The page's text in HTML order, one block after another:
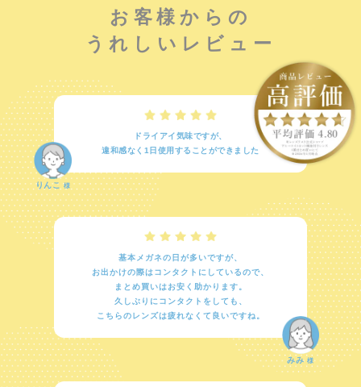
お客様からの
うれしいレビュー
ドライアイ気味ですが、
違和感なく1日使用することができました
りんこ 様
基本メガネの日が多いですが、
お出かけの際はコンタクトにしているので、
まとめ買いはお安く助かります。
久しぶりにコンタクトをしても、
こちらのレンズは疲れなくて良いですね。
みみ 様